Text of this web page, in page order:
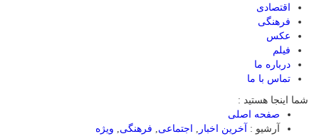
اقتصادی
فرهنگی
عکس
فیلم
درباره ما
تماس با ما
شما اینجا هستید :
صفحه اصلی
آرشیو :
آخرین اخبار اجتماعی فرهنگی ویژه